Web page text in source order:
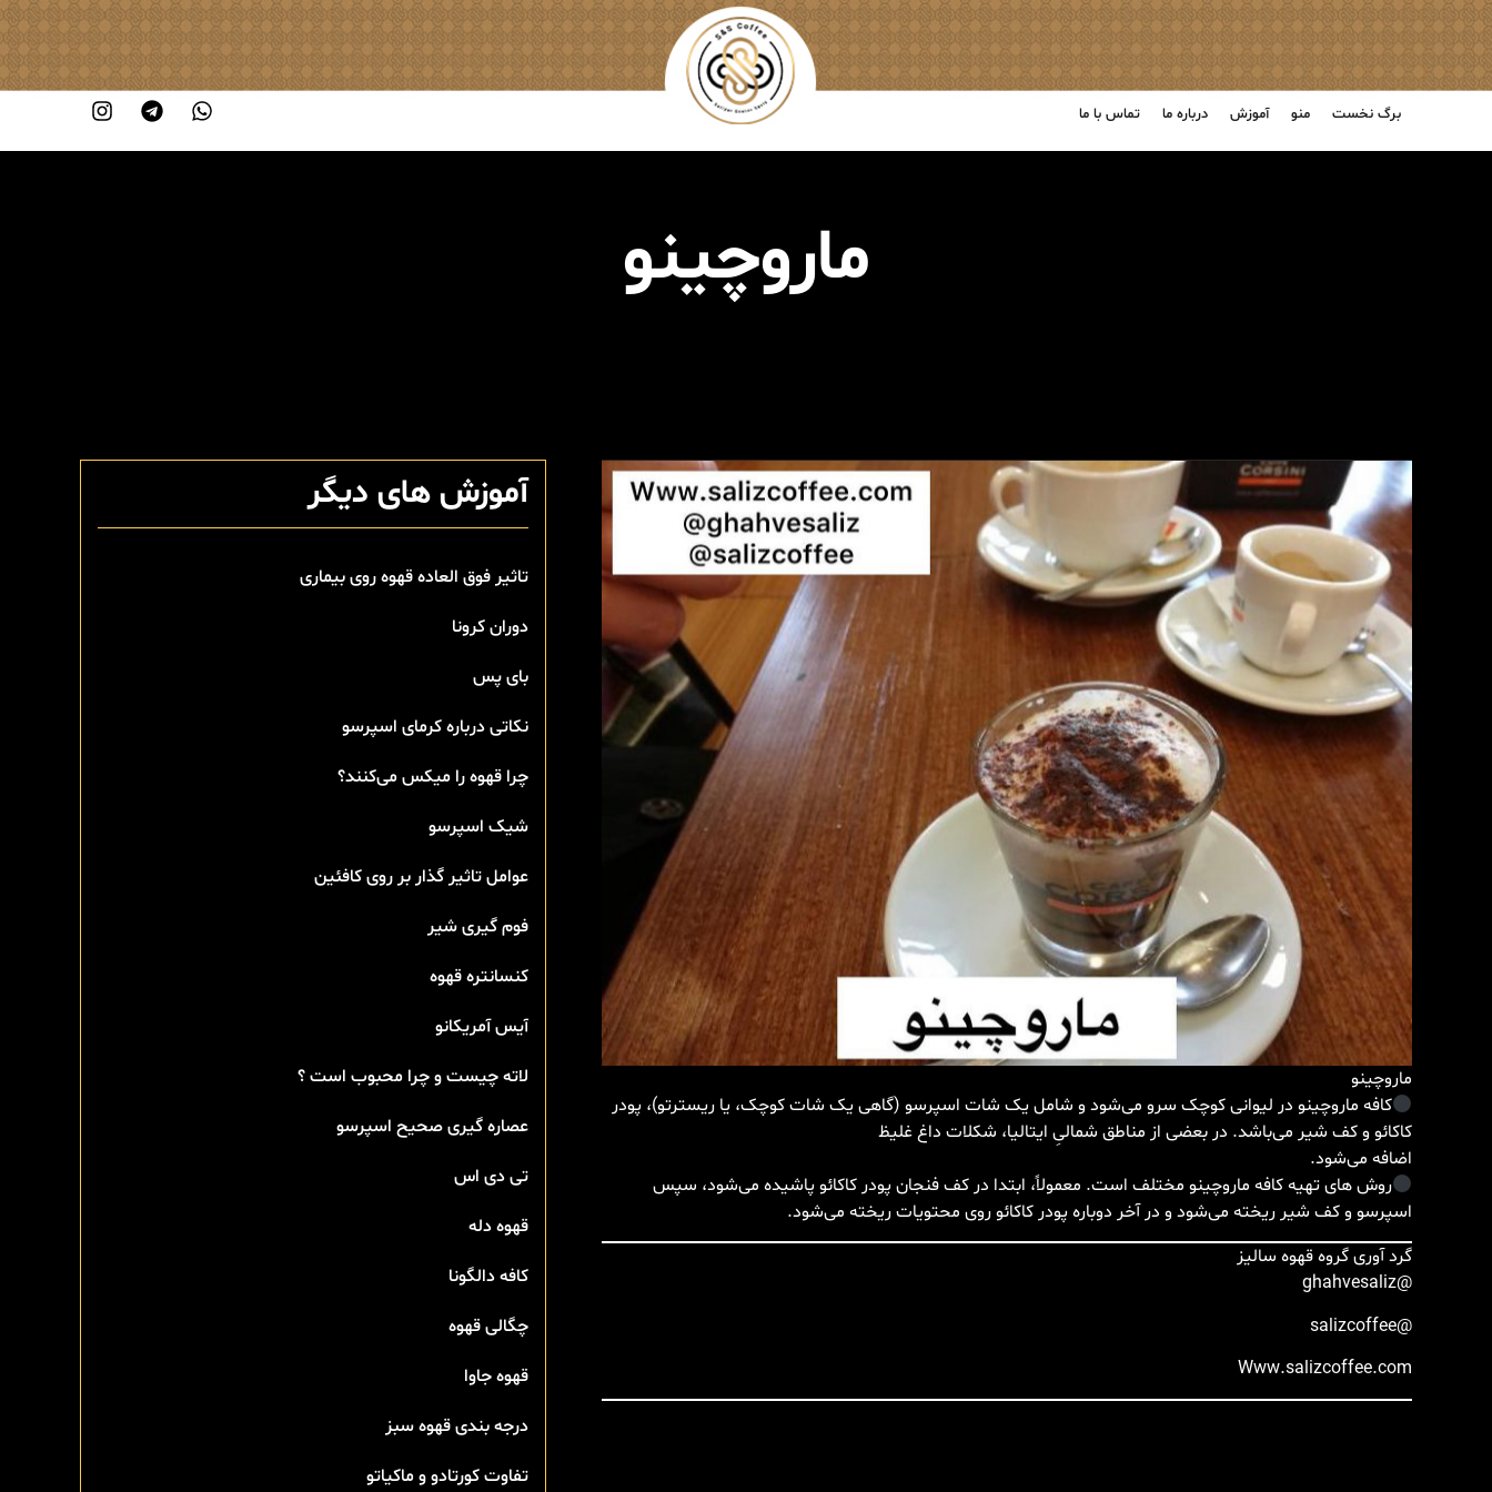
برگ نخست منو آموزش درباره ما تماس با ما
ماروچینو
ماروچینو
کافه ماروچینو در لیوانی کوچک سرو می‌شود و شامل یک شات اسپرسو (گاهی یک شات کوچک، یا ریسترتو)، پودر
کاکائو و کف شیر می‌باشد. در بعضی از مناطق شمالیِ ایتالیا، شکلات داغ غلیظ
اضافه می‌شود.
روش های تهیه کافه ماروچینو مختلف است. معمولاً، ابتدا در کف فنجان پودر کاکائو پاشیده می‌شود، سپس
اسپرسو و کف شیر ریخته می‌شود و در آخر دوباره پودر کاکائو روی محتویات ریخته می‌شود.
گرد آوری گروه قهوه سالیز
@ghahvesaliz
@salizcoffee
Www.salizcoffee.com
آموزش های دیگر
تاثیر فوق العاده قهوه روی بیماری
دوران کرونا
بای پس
نکاتی درباره کرمای اسپرسو
چرا قهوه را میکس می‌کنند؟
شیک اسپرسو
عوامل تاثیر گذار بر روی کافئین
فوم گیری شیر
کنسانتره قهوه
آیس آمریکانو
لاته چیست و چرا محبوب است ؟
عصاره گیری صحیح اسپرسو
تی‌ دی اس
قهوه دله
کافه دالگونا
چگالی قهوه
قهوه جاوا
درجه بندی قهوه سبز
تفاوت کورتادو و ماکیاتو